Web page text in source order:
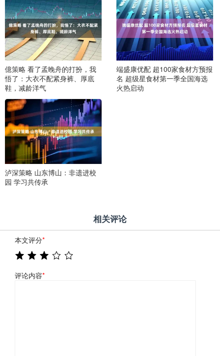
億策略 看了孟晚舟的打扮，我
悟了：大衣不配紧身裤、厚底
鞋，减龄洋气
端盛康优配 超100家食材方预报
名 超级星食材第一季全国海选
火热启动
泸深策略 山东博山：非遗进校
园 学习共传承
相关评论
本文评分*
评论内容*